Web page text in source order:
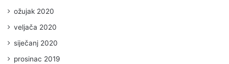
ožujak 2020
veljača 2020
siječanj 2020
prosinac 2019